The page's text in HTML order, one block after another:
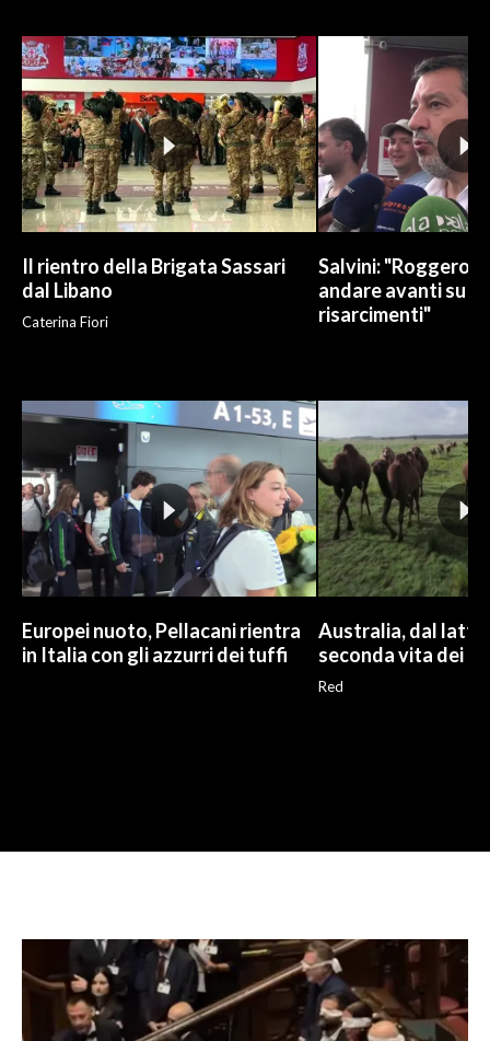
INFO AZIENDE
ABBONATI
ANNUNCI
NECROLOGI
PUBBLICITÀ
SPIAGGE
Il rientro della Brigata Sassari
dal Libano
Caterina Fiori
Salvini: "Roggero
andare avanti su
risarcimenti"
Europei nuoto, Pellacani rientra
in Italia con gli azzurri dei tuffi
Australia, dal latte
seconda vita dei
Red